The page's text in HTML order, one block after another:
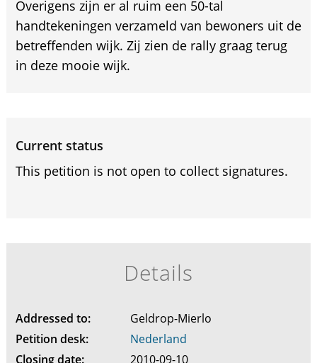
Overigens zijn er al ruim een 50-tal
handtekeningen verzameld van bewoners uit de
betreffenden wijk. Zij zien de rally graag terug
in deze mooie wijk.
Current status
This petition is not open to collect signatures.
Details
Addressed to:
Geldrop-Mierlo
Petition desk:
Nederland
Closing date:
2010-09-10